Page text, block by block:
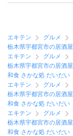
エキテン グルメ
栃木県宇都宮市の居酒屋
エキテン
グルメ
栃木県宇都宮市の居酒屋
和食 さかな処 だいだい
エキテン
グルメ
栃木県宇都宮市の居酒屋
和食 さかな処 だいだい
エキテン
グルメ
栃木県宇都宮市の居酒屋
和食 さかな処 だいだい